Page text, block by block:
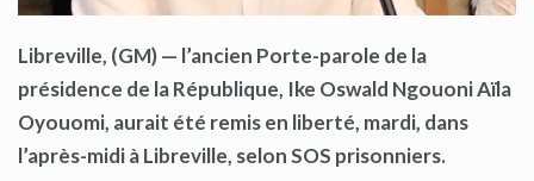
Libreville, (GM) — l’ancien Porte-parole de la
présidence de la République, Ike Oswald Ngouoni Aïla
Oyouomi, aurait été remis en liberté, mardi, dans
l’après-midi à Libreville, selon SOS prisonniers.